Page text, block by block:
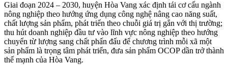
Giai đoạn 2024 – 2030, huyện Hòa Vang xác định tái cơ cấu ngành
nông nghiệp theo hướng ứng dụng công nghệ nâng cao năng suất,
chất lượng sản phẩm, phát triển theo chuỗi giá trị gắn với thị trường;
thu hút doanh nghiệp đầu tư vào lĩnh vực nông nghiệp theo hướng
chuyển từ lượng sang chất phấn đấu để chương trình mỗi xã một
sản phẩm là trọng tâm phát triển, đưa sản phẩm OCOP dần trở thành
thế mạnh của Hòa Vang.